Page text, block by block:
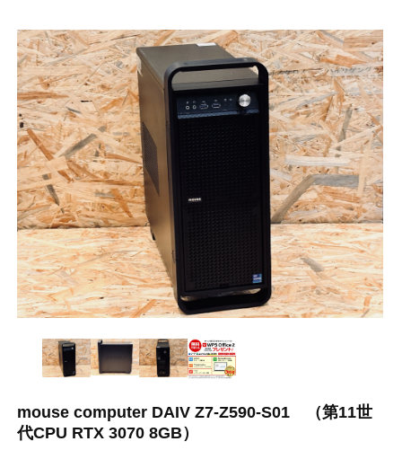
mouse computer DAIV Z7-Z590-S01 （第11世
代CPU RTX 3070 8GB）